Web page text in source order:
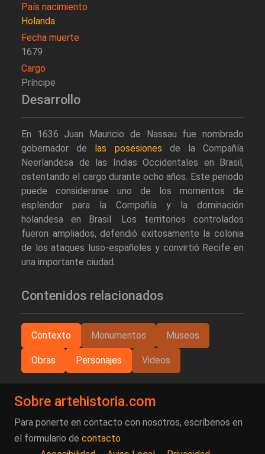
País nacimiento
Holanda
Fecha muerte
1679
Cargo
Príncipe
Desarrollo
En 1636 Juan Mauricio de Nassau fue nombrado
gobernador de
las posesiones de la Compañía
Neerlandesa de las Indias Occidentales en Brasil,
ostentando el cargo durante ocho años. Este periodo
puede considerarse uno de los momentos de
esplendor para la Compañía y la dominación
holandesa en Brasil. Los territorios controlados
fueron ampliados, defendió exitosamente la colonia
de los ataques luso-españoles y convirtió Recife en
una importante ciudad.
Contenidos relacionados
Contexto Monumentos Museos
Obras Personajes Videos
Sobre artehistoria.com
Para ponerte en contacto con nosotros, escríbenos en
el formulario de contacto